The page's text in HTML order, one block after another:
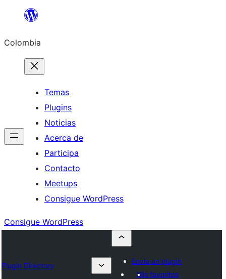
Saltar
contenido
Colombia
Temas
Plugins
Noticias
Acerca de
Participa
Contacto
Meetups
Consigue WordPress
Consigue WordPress
Plugin Directory
Envía un plugin
Mis favoritos